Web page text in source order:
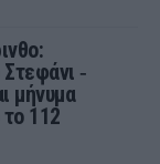
‑
μήνυμα
112